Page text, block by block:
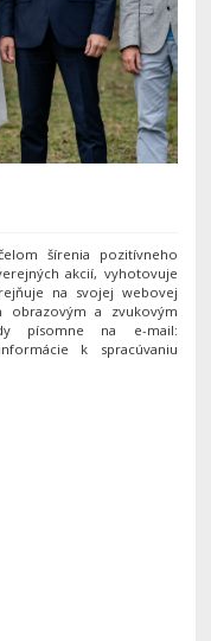
šírenia pozitívneho
akcií, vyhotovuje
na svojej webovej
obrazovým a zvukovým
písomne na e-mail:
k spracúvaniu